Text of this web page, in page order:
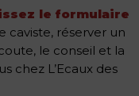
le formulaire
caviste, réserver un
le conseil et la
chez L’Ecaux des